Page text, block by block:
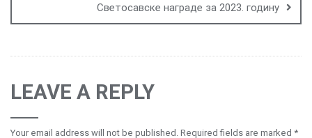
Светосавске награде за 2023. годину
LEAVE A REPLY
Your email address will not be published. Required fields are marked *